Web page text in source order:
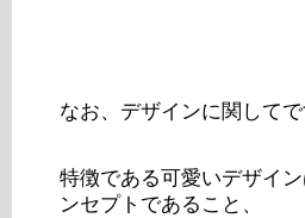
なお、デザインに関してで
特徴である可愛いデザイ
ンセプトであること、